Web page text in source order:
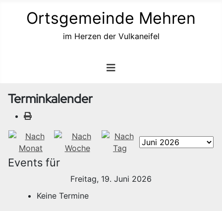
Ortsgemeinde Mehren
im Herzen der Vulkaneifel
Terminkalender
Events für
Freitag, 19. Juni 2026
Keine Termine